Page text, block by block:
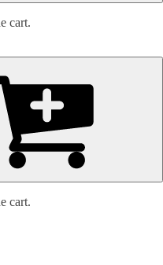
cart.
cart.